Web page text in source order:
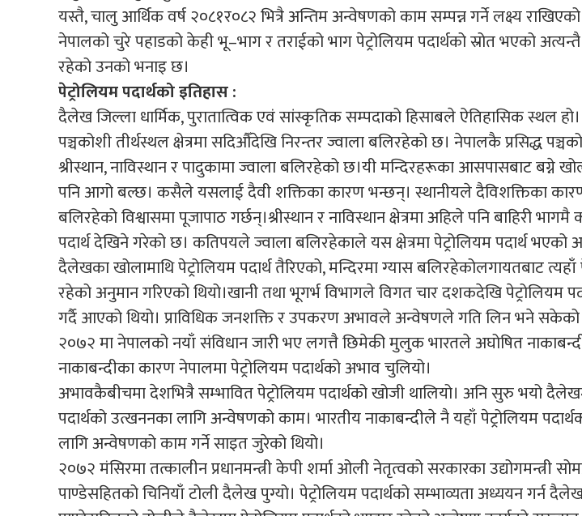
यस्तै, चालु आर्थिक वर्ष २०८१र०८२ भित्रै अन्तिम अन्वेषणको काम सम्पन्न गर्ने लक्ष्य
नेपालको चुरे पहाडको केही भू–भाग र तराईको भाग पेट्रोलियम पदार्थको स्रोत भएको अत्यन्तै
रहेको उनको भनाइ छ।
पेट्रोलियम पदार्थको इतिहास :
दैलेख जिल्ला धार्मिक, पुरातात्विक एवं सांस्कृतिक सम्पदाको हिसाबले ऐतिहासिक स्थल
पञ्चकोशी तीर्थस्थल क्षेत्रमा सदिऔँदेखि निरन्तर ज्वाला बलिरहेको छ। नेपालकै प्रसिद्ध
श्रीस्थान, नाविस्थान र पादुकामा ज्वाला बलिरहेको छ।यी मन्दिरहरूका आसपासबाट बग्ने
पनि आगो बल्छ। कसैले यसलाई दैवी शक्तिका कारण भन्छन्। स्थानीयले दैविशक्तिका
बलिरहेको विश्वासमा पूजापाठ गर्छन्।श्रीस्थान र नाविस्थान क्षेत्रमा अहिले पनि बाहिरी भागमै
पदार्थ देखिने गरेको छ। कतिपयले ज्वाला बलिरहेकाले यस क्षेत्रमा पेट्रोलियम पदार्थ भएको
दैलेखका खोलामाथि पेट्रोलियम पदार्थ तैरिएको, मन्दिरमा ग्यास बलिरहेकोलगायतबाट त्यहाँ
रहेको अनुमान गरिएको थियो।खानी तथा भूगर्भ विभागले विगत चार दशकदेखि पेट्रोलियम
गर्दै आएको थियो। प्राविधिक जनशक्ति र उपकरण अभावले अन्वेषणले गति लिन भने
२०७२ मा नेपालको नयाँ संविधान जारी भए लगत्तै छिमेकी मुलुक भारतले अघोषित
नाकाबन्दीका कारण नेपालमा पेट्रोलियम पदार्थको अभाव चुलियो।
अभावकैबीचमा देशभित्रै सम्भावित पेट्रोलियम पदार्थको खोजी थालियो। अनि सुरु भयो
पदार्थको उत्खननका लागि अन्वेषणको काम। भारतीय नाकाबन्दीले नै यहाँ पेट्रोलियम
लागि अन्वेषणको काम गर्ने साइत जुरेको थियो।
२०७२ मंसिरमा तत्कालीन प्रधानमन्त्री केपी शर्मा ओली नेतृत्वको सरकारका उद्योगमन्त्री
पाण्डेसहितको चिनियाँ टोली दैलेख पुग्यो। पेट्रोलियम पदार्थको सम्भाव्यता अध्ययन गर्न